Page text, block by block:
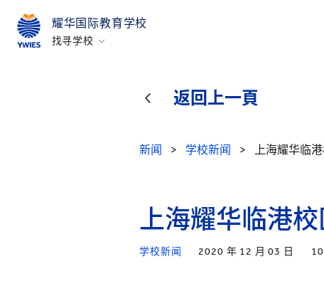
耀华国际教育学校
找寻学校
返回上一頁
新闻 > 学校新闻 > 上海耀华临
上海耀华临港校
学校新闻 2020 年 12 月 03 日